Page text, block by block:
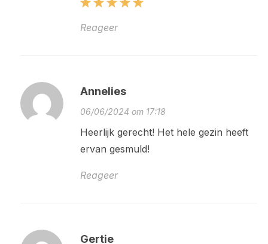
Reageer
Annelies
06/06/2024 om 17:18
Heerlijk gerecht! Het hele gezin heeft
ervan gesmuld!
Reageer
Gertie